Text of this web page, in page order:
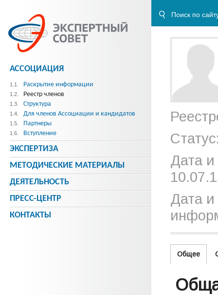
Дата
Дата и
Общее
АССОЦИАЦИЯ
1.1. Раскрытие информации
1.2. Реестр членов
1.3. Структура
1.4. Для членов Ассоциации и кандидатов
1.5. Партнеры
1.6. Вступление
ЭКСПЕРТИЗА
МЕТОДИЧЕСКИE МАТЕРИАЛЫ
ДЕЯТЕЛЬНОСТЬ
ПРЕСС-ЦЕНТР
КОНТАКТЫ